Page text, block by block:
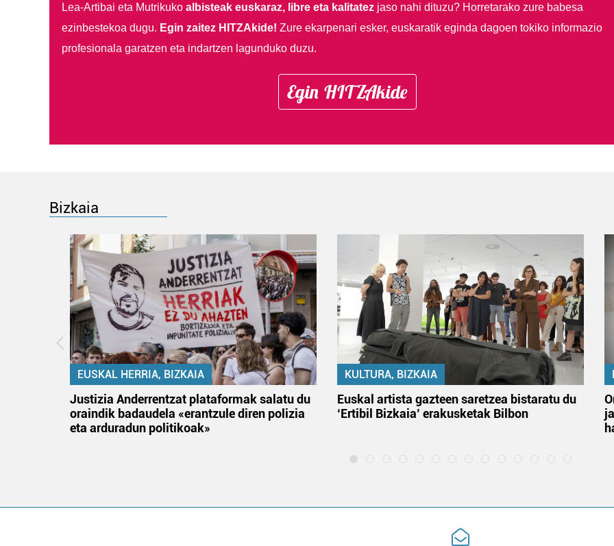
Lea-Artibai eta Mutrikuko albisteak euskaraz, libre eta kalitatezjaso nahi dituzu? Horretarako zure babesa
ezinbestekoa dugu. Egin zaitez HITZAkide! Zure ekarpenari esker, euskaratik eginda dagoen tokiko informazio
profesionala garatzen eta indartzen lagunduko duzu.
Egin HITZAkide
Bizkaia
EUSKAL HERRIA, BIZKAIA
Justizia Anderrentzat plataformak salatu du
oraindik badaudela «erantzule diren polizia
eta arduradun politikoak»
KULTURA, BIZKAIA
Euskal artista gazteen saretzea bistaratu du
‘Ertibil Bizkaia’ erakusketak Bilbon